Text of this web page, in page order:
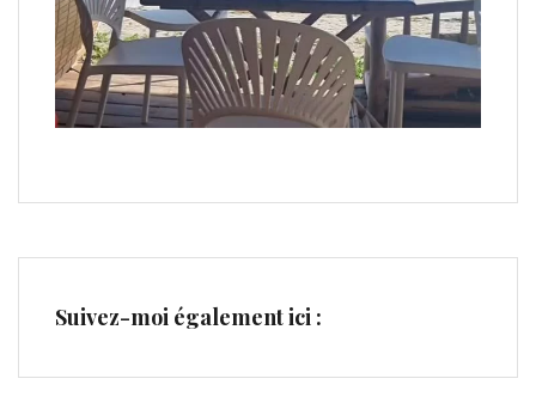
Suivez-moi également ici :